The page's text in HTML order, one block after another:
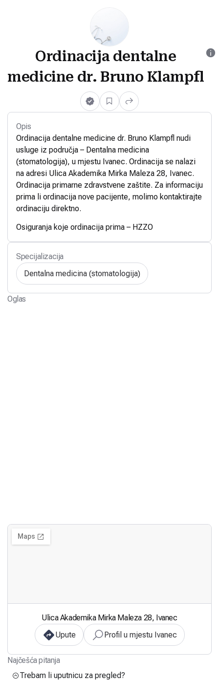
Ordinacija dentalne
medicine dr. Bruno Klampfl
Opis
Ordinacija dentalne medicine dr. Bruno Klampfl nudi
usluge iz područja – Dentalna medicina
(stomatologija), u mjestu Ivanec. Ordinacija se nalazi
na adresi Ulica Akademika Mirka Maleza 28, Ivanec.
Ordinacija primarne zdravstvene zaštite. Za informaciju
prima li ordinacija nove pacijente, molimo kontaktirajte
ordinaciju direktno.
Osiguranja koje ordinacija prima – HZZO
Specijalizacija
Dentalna medicina (stomatologija)
Oglas
Ulica Akademika Mirka Maleza 28, Ivanec
Upute
Profil u mjestu Ivanec
Najčešća pitanja
Trebam li uputnicu za pregled?